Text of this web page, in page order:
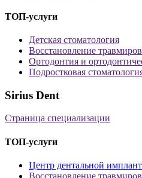
ТОП-услуги
Детская стоматология
Восстановление
Ортодонтия и
Подростковая
Sirius Dent
Страница специализации
ТОП-услуги
Центр дентальной
Восстановление